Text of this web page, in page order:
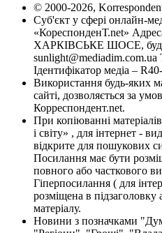
© 2000-2026,
Суб'єкт у сфері онлайн-
«КореспонденТ.net»
ХАРКІВСЬКЕ ШОСЕ,
sunlight@mediadim.com.ua
Ідентифікатор медіа –
Використання будь-яких
сайті, дозволяється за
Корреспондент.net.
При копіюванні
і світу» , для інтернет -
відкрите для пошукових
Посилання має бути
повного або часткового
Гіперпосилання ( для
розміщена в
матеріалу.
Новини з позначками